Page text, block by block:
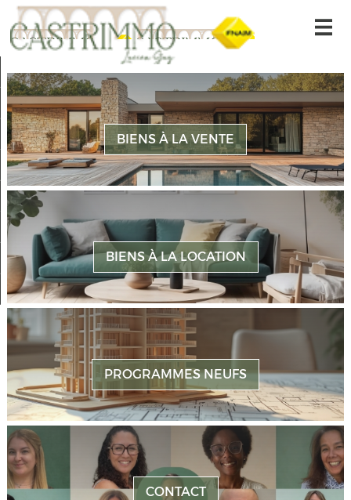
Accueil
Nos offres
Alerte-email
Gestion locative
Nous contacter
Nos offres
Mon compte
Ma sélection 0
BIENS À LA VENTE
BIENS À LA LOCATION
PROGRAMMES NEUFS
CONTACT